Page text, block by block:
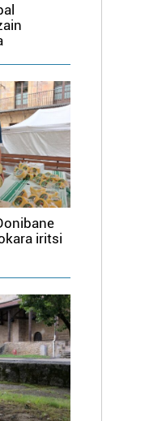
iritsi